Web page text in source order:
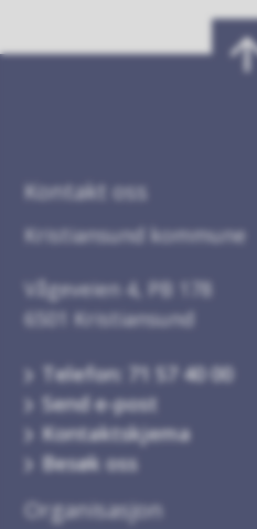
Kontakt oss
Kristiansund kommune
Vågeveien 4, PB 178
6501 Kristiansund
Telefon: 71 57 40 00
Send e-post
Kontaktskjema
Besøk oss
Organisasjon